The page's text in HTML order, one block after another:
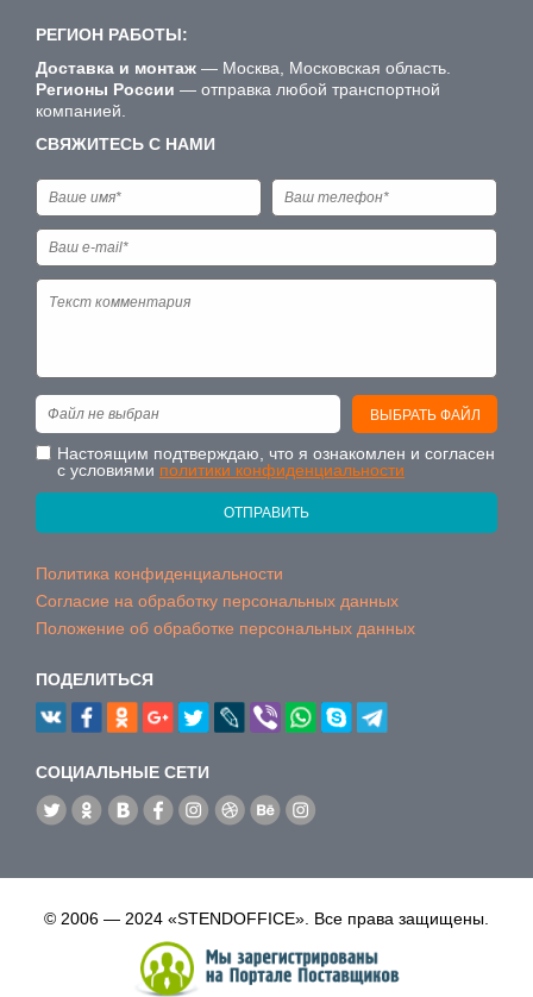
РЕГИОН РАБОТЫ:
Доставка и монтаж — Москва, Московская область.
Регионы России — отправка любой транспортной
компанией.
СВЯЖИТЕСЬ С НАМИ
ВЫБРАТЬ ФАЙЛ
Файл не выбран
Настоящим подтверждаю, что я ознакомлен и согласен
с условиями политики конфиденциальности
ОТПРАВИТЬ
Политика конфиденциальности
Согласие на обработку персональных данных
Положение об обработке персональных данных
ПОДЕЛИТЬСЯ
CОЦИАЛЬНЫЕ СЕТИ
© 2006 — 2024 «STENDOFFICE». Все права защищены.